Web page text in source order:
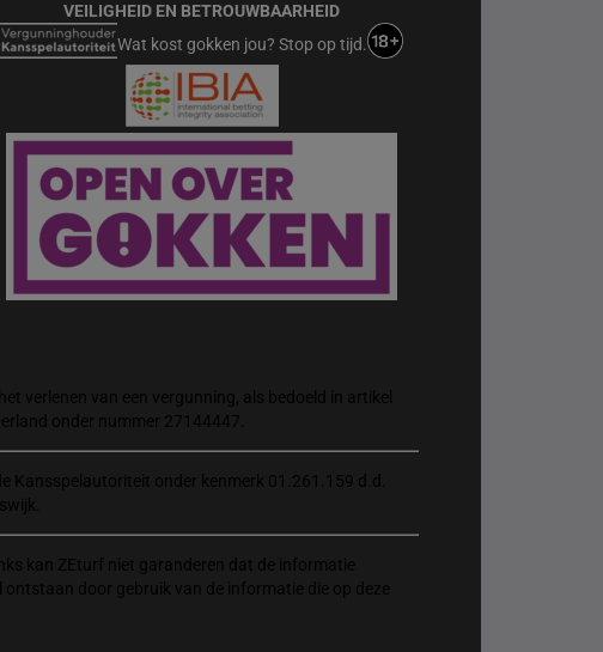
VEILIGHEID EN BETROUWBAARHEID
Wat kost gokken jou? Stop op tijd.
verlenen van een vergunning, als bedoeld in artikel
onder nummer 27144447.
Kansspelautoriteit onder kenmerk 01.261.159 d.d.
kan ZEturf niet garanderen dat de informatie
door gebruik van de informatie die op deze